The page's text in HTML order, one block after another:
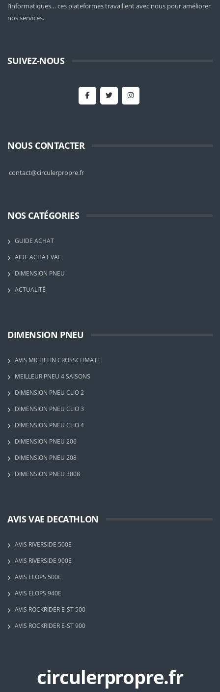
l’informatiques… ces plateformes travaillent avec nous pour améliorer
nos services.
SUIVEZ-NOUS
NOUS CONTACTER
contact@circulerpropre.fr
NOS CATÉGORIES
GUIDE ACHAT
AIDE ACHAT VAE
DIMENSION PNEU
ACTUALITÉ
DIMENSION PNEU
AVIS MICHELIN CROSSCLIMATE
MEILLEUR PNEU 4 SAISONS
DIMENSION PNEU CLIO 2
DIMENSION PNEU CLIO 3
DIMENSION PNEU CLIO 4
DIMENSION PNEU 206
DIMENSION PNEU 208
DIMENSION PNEU 3008
AVIS VAE DECATHLON
AVIS RIVERSIDE 500E
AVIS RIVERSIDE 900E
AVIS ELOPS 500E
AVIS ELOPS 940E
AVIS ROCKRIDER E-ST 500
AVIS ROCKRIDER E-ST 900
circulerpropre.fr